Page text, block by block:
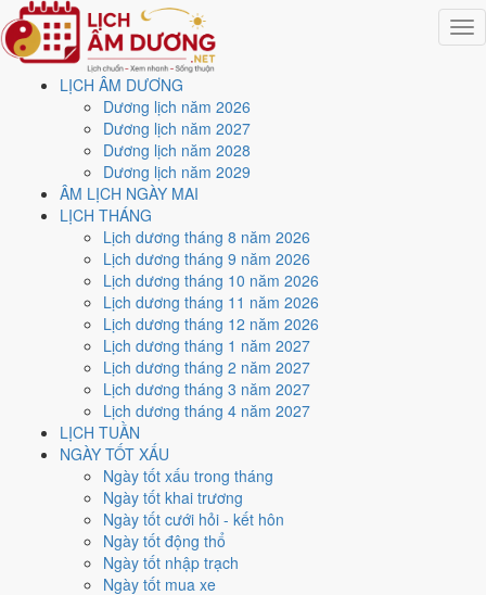
LỊCH ÂM DƯƠNG
Dương lịch năm 2026
Dương lịch năm 2027
Dương lịch năm 2028
Dương lịch năm 2029
ÂM LỊCH NGÀY MAI
LỊCH THÁNG
Lịch dương tháng 8 năm 2026
Lịch dương tháng 9 năm 2026
Lịch dương tháng 10 năm 2026
Lịch dương tháng 11 năm 2026
Lịch dương tháng 12 năm 2026
Lịch dương tháng 1 năm 2027
Lịch dương tháng 2 năm 2027
Lịch dương tháng 3 năm 2027
Lịch dương tháng 4 năm 2027
LỊCH TUẦN
NGÀY TỐT XẤU
Ngày tốt xấu trong tháng
Ngày tốt khai trương
Ngày tốt cưới hỏi - kết hôn
Ngày tốt động thổ
Ngày tốt nhập trạch
Ngày tốt mua xe
Trang chủ
Lịch năm 2026
Tháng 9/2026
Ngày 13/9/2026 (Canh Dần)
Xem ngày13/9/2026
lịch - Ngày 3/8 âm lịch
(Canh Dần) tốt hay xấu?
Ngày 13/9/2026 dương lịch (Chủ Nhật) là ngày 3/8/2026 âm lịch
Canh Dần- Can khắc Chi, Trực Chấp, Sao Tinh, nạp âm
Tùng Bách Mộc. Tổng hòa, đây là Ngày Bình Hòa
cho các việc quan trọng. Giờ Hoàng Đạo trong ngày:
Thìn, Tỵ, Mùi, Tuất.
Ngày Dương
Tháng 9 năm 2026
Tháng 8 âm năm 2026